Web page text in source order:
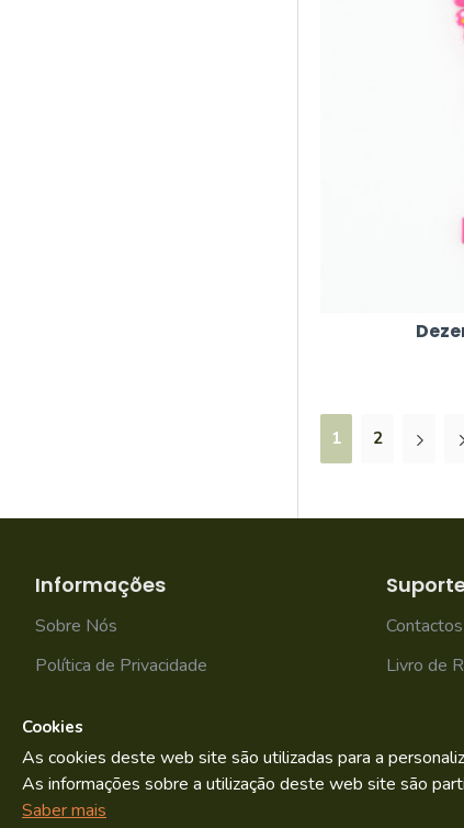
1 2
Informações
Sobre Nós
Política de Privacidade
Contactos
Livro de
Copyright © 2022. By
Cookies
As cookies deste web site são utilizadas para a
As informações sobre a utilização deste web site são
Saber mais